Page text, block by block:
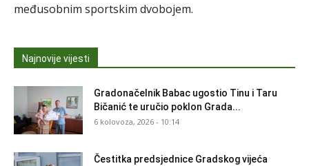
međusobnim sportskim dvobojem.
Najnovije vijesti
Gradonačelnik Babac ugostio Tinu i Taru
Bičanić te uručio poklon Grada...
6 kolovoza, 2026 - 10:14
Čestitka predsjednice Gradskog vijeća